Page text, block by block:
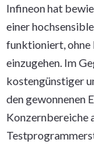
Infineon hat
einer
funktioniert, ohne
einzugehen. Im
kostengünstiger
den gewonnenen
Konzernbereiche